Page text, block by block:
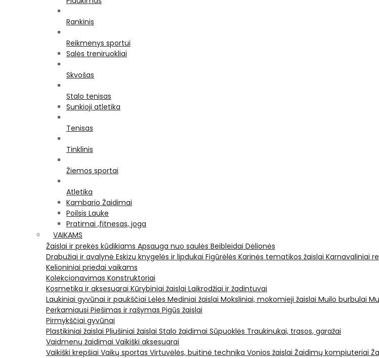
Rankinis
Reikmenys sportui
Salės treniruokliai
Skvošas
Stalo tenisas
Sunkioji atletika
Tenisas
Tinklinis
Žiemos sportai
Atletika
Kambario Žaidimai
Poilsis Lauke
Pratimai ,fitnesas, joga
VAIKAMS
Žaislai ir prekės kūdikiams Apsauga nuo saulės Beibleidai Dėlionės
Drabužiai ir avalynė Eskizų knygelės ir lipdukai Figūrėlės Karinės tematikos žaislai Karnavaliniai
Kelioniniai priedai vaikams
Kolekcionavimas Konstruktoriai
Kosmetika ir aksesuarai Kūrybiniai žaislai Laikrodžiai ir žadintuvai
Laukiniai gyvūnai ir paukščiai Lėlės Mediniai žaislai Moksliniai, mokomieji žaislai Muilo burbulai
Perkamiausi Piešimas ir rašymas Pigūs žaislai
Pirmykščiai gyvūnai
Plastikiniai žaislai Pliušiniai žaislai Stalo žaidimai Sūpuoklės Traukinukai, trasos, garažai
Vaidmenų žaidimai Vaikiški aksesuarai
Vaikiški krepšiai Vaikų sportas Virtuvėlės, buitinė technika Vonios žaislai Žaidimų kompiuteriai